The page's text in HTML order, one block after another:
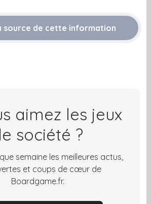
source de cette information
aimez les jeux
société ?
semaine les meilleures actus,
et coups de cœur de
Boardgame.fr.